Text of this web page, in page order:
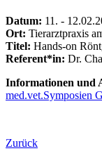
Datum: 11. -
Ort: Tierarztpraxis
Titel: Hands-on
Referent*in: Dr.
Informationen und
med.vet.Symposien
Zurück